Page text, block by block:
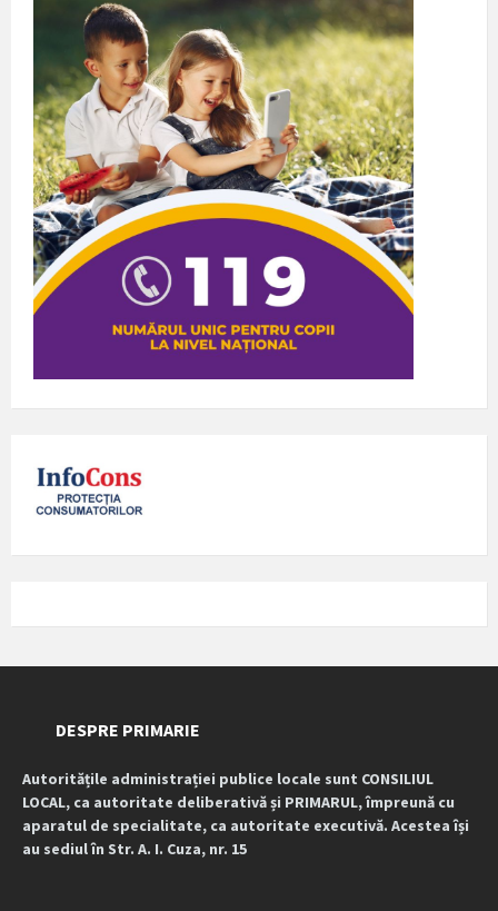
DESPRE PRIMARIE
Autoritățile administrației publice locale sunt CONSILIUL
LOCAL, ca autoritate deliberativă și PRIMARUL, împreună cu
aparatul de specialitate, ca autoritate executivă. Acestea își
au sediul în Str. A. I. Cuza, nr. 15